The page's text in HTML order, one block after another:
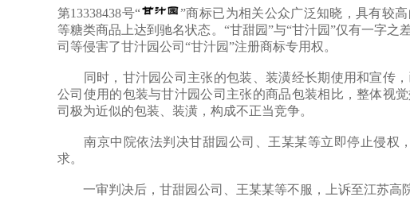
第13338438号“
”商标已为相关公众广泛知晓，具有较
等糖类商品上达到驰名状态。“甘甜园”与“甘汁园”仅有一字
司等侵害了甘汁园公司“甘汁园”注册商标专用权。
同时，甘汁园公司主张的包装、装潢经长期使用和宣传，
公司使用的包装与甘汁园公司主张的商品包装相比，整体视
司极为近似的包装、装潢，构成不正当竞争。
南京中院依法判决甘甜园公司、王某某等立即停止侵权
求。
一审判决后，甘甜园公司、王某某等不服，上诉至江苏高